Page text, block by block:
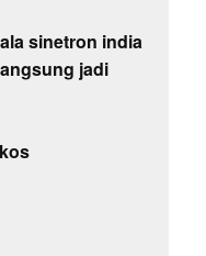
sinetron india
jadi